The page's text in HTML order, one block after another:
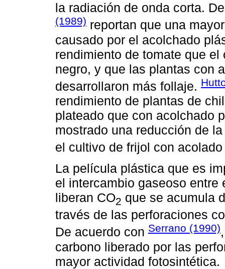
la radiación de onda corta.
(1989) reportan que una
causado por el acolchado
rendimiento de tomate que
negro, y que las plantas con
desarrollaron más follaje.
rendimiento de plantas de
plateado que con acolchado
mostrado una reducción de
el cultivo de frijol con
La película plástica que es
el intercambio gaseoso
liberan CO2 que se acumula
través de las perforaciones
De acuerdo con Serrano (1990)
carbono liberado por las
mayor actividad fotosintética.